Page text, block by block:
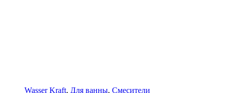
Wasser Kraft, Для ванны, Смесители